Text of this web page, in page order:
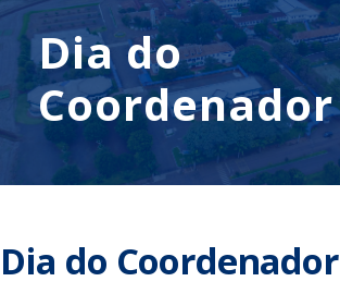
Dia do
Coordenador
Dia do Coordenador